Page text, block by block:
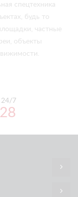
спецтехника
будь то
частные
объекты
24/7